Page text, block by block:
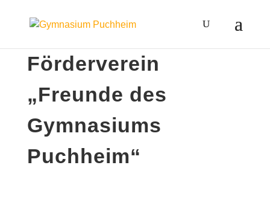
Förderverein
„Freunde des
Gymnasiums
Puchheim“